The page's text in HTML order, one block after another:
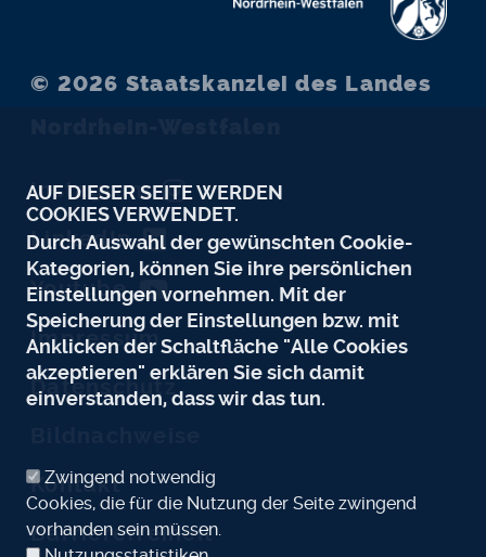
© 2026 Staatskanzlei des Landes
Instagram
LinkedIn
Youtube
Impressum
Datenschutz
Kontakt
Barrierefreiheit
AUF DIESER SEITE WERDEN
COOKIES VERWENDET.
Durch Auswahl der gewünschten Cookie-
Kategorien, können Sie ihre persönlichen
Einstellungen vornehmen. Mit der
Speicherung der Einstellungen bzw. mit
Anklicken der Schaltfläche "Alle Cookies
akzeptieren" erklären Sie sich damit
einverstanden, dass wir das tun.
Zwingend notwendig
Cookies, die für die Nutzung der Seite zwingend
vorhanden sein müssen.